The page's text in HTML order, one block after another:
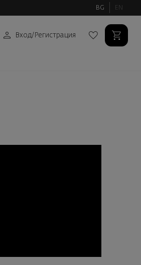
BG EN
Вход/ Регистрация